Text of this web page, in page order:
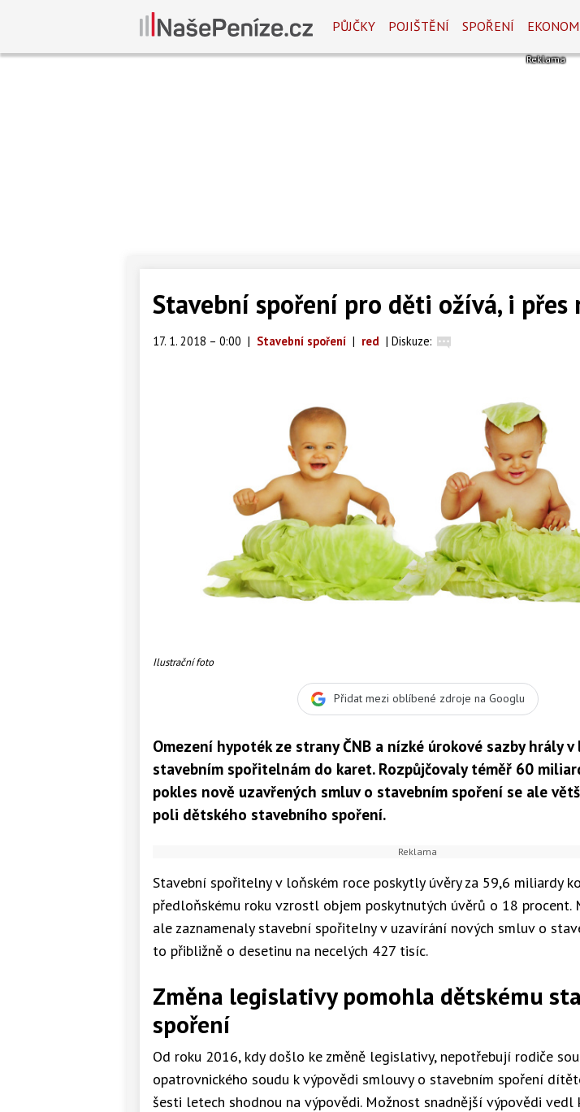
PŮJČKY POJIŠTĚNÍ SPOŘENÍ
Stavební spoření pro děti ožívá, i přes
17. 1. 2018 – 0:00 | Stavební spoření | red | Diskuze:
Ilustrační foto
Přidat mezi oblíbené zdroje na Googlu
Omezení hypoték ze strany ČNB a nízké úrokové sazby hrály
stavebním spořitelnám do karet. Rozpůjčovaly téměř 60
pokles nově uzavřených smluv o stavebním spoření se ale
poli dětského stavebního spoření.
Stavební spořitelny v loňském roce poskytly úvěry za 59,6 miliardy
předloňskému roku vzrostl objem poskytnutých úvěrů o 18 procent.
ale zaznamenaly stavební spořitelny v uzavírání nových smluv o
to přibližně o desetinu na necelých 427 tisíc.
Změna legislativy pomohla dětskému
spoření
Od roku 2016, kdy došlo ke změně legislativy, nepotřebují rodiče
opatrovnického soudu k výpovědi smlouvy o stavebním spoření
šesti letech shodnou na výpovědi. Možnost snadnější výpovědi vedl